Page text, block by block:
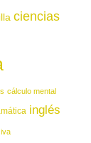
ciencias
cálculo mental
inglés